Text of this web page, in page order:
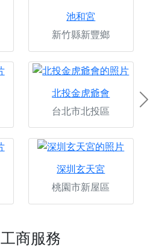
池和宮
新竹縣新豐鄉
北投金虎爺會
台北市北投區
深圳玄天宮
桃園市新屋區
工商服務